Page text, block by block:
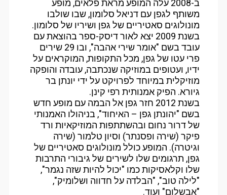
ב-2008 עלה המופע מראת פלאים, מופע
משותף לגפן עם דניאל סלומון, שבו שולבו
מונולוגים סאטיריים של גפן ושיריו של סלומון.
בשנת 2009 יצא לאור דיסק-ספר בהוצאת עם
עובד בשם "אומר שירי אהבה", ובו 29 שירים
פרי עטו של גפן, מכל התקופות, המוקראים על
ידיו, ועטופים במוזיקה שנכתבה, עובדה והופקה
מוזיקלית במיוחד לפרויקט על ידי יונתן בר
גיורא. הפיק אמנותית רפי קינן.
בשנת 2012 חזר גפן אל הבמה עם מופע חדש
בשם "יהונתן גפן – האיחוד", בניהולו האמנותי
של דרור נחום ובהשתתפות המוזיקאיות ורד
פיקר (שירה ופסנתר) וסיון טלמור (שירה
וגיטרה). המופע כולל מונולוגים סאטיריים של
גפן, תרגומים שלו לשירים של גיבורי התרבות
שלו וקלאסיקות כמו "יכול להיות שזה נגמר",
"לילה טוב", "הבלדה על חדווה ושלומיק",
"אבשלום" ועוד.